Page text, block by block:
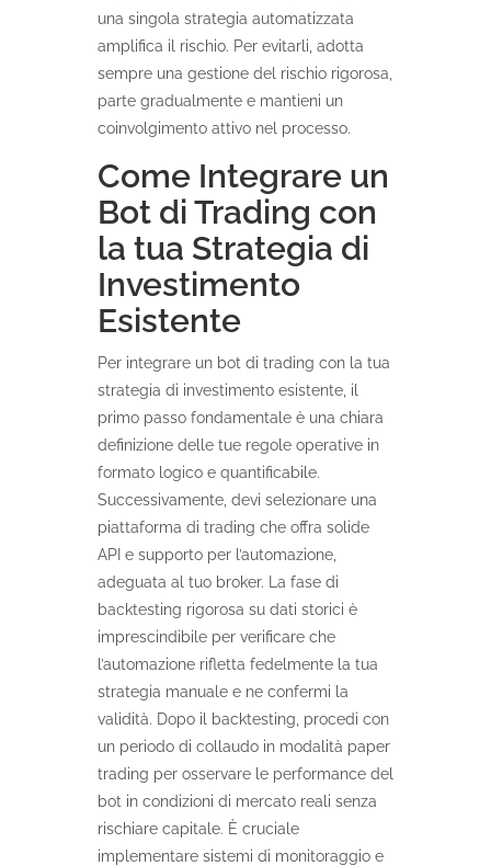
una singola strategia automatizzata
amplifica il rischio. Per evitarli, adotta
sempre una gestione del rischio rigorosa,
parte gradualmente e mantieni un
coinvolgimento attivo nel processo.
Come Integrare un
Bot di Trading con
la tua Strategia di
Investimento
Esistente
Per integrare un bot di trading con la tua
strategia di investimento esistente, il
primo passo fondamentale è una chiara
definizione delle tue regole operative in
formato logico e quantificabile.
Successivamente, devi selezionare una
piattaforma di trading che offra solide
API e supporto per l’automazione,
adeguata al tuo broker. La fase di
backtesting rigorosa su dati storici è
imprescindibile per verificare che
l’automazione rifletta fedelmente la tua
strategia manuale e ne confermi la
validità. Dopo il backtesting, procedi con
un periodo di collaudo in modalità paper
trading per osservare le performance del
bot in condizioni di mercato reali senza
rischiare capitale. È cruciale
implementare sistemi di monitoraggio e